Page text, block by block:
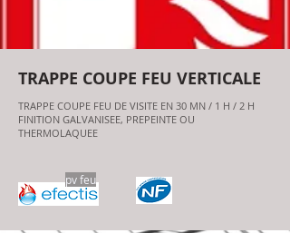
TRAPPE COUPE FEU VERTICALE
TRAPPE COUPE FEU DE VISITE EN 30 MN / 1 H / 2 H
FINITION GALVANISEE, PREPEINTE OU
THERMOLAQUEE
pv feu